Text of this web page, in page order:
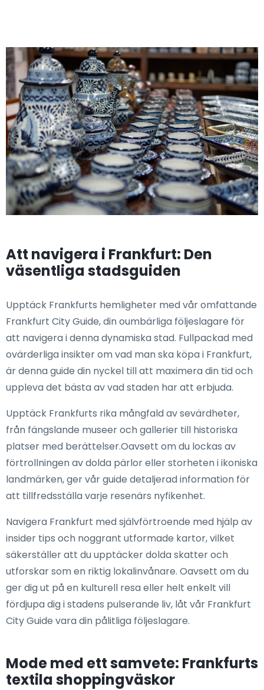
Att navigera i Frankfurt: Den
väsentliga stadsguiden
Upptäck Frankfurts hemligheter med vår omfattande
Frankfurt City Guide, din oumbärliga följeslagare för
att navigera i denna dynamiska stad. Fullpackad med
ovärderliga insikter om vad man ska köpa i Frankfurt,
är denna guide din nyckel till att maximera din tid och
uppleva det bästa av vad staden har att erbjuda.
Upptäck Frankfurts rika mångfald av sevärdheter,
från fängslande museer och gallerier till historiska
platser med berättelser.Oavsett om du lockas av
förtrollningen av dolda pärlor eller storheten i ikoniska
landmärken, ger vår guide detaljerad information för
att tillfredsställa varje resenärs nyfikenhet.
Navigera Frankfurt med självförtroende med hjälp av
insider tips och noggrant utformade kartor, vilket
säkerställer att du upptäcker dolda skatter och
utforskar som en riktig lokalinvånare. Oavsett om du
ger dig ut på en kulturell resa eller helt enkelt vill
fördjupa dig i stadens pulserande liv, låt vår Frankfurt
City Guide vara din pålitliga följeslagare.
Mode med ett samvete: Frankfurts
textila shoppingväskor